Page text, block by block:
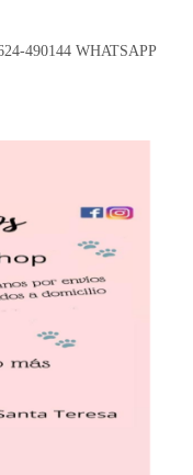
490144 WHATSAPP